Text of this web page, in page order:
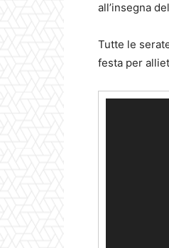
all’insegna
Tutte le
festa per